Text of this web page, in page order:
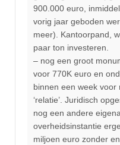
900.000 euro,
vorig jaar geboden
meer). Kantoorpand,
paar ton investeren.
– nog een groot
voor 770K euro en
binnen een week
‘relatie’. Juridisch
nog een andere
overheidsinstantie
miljoen euro zonder